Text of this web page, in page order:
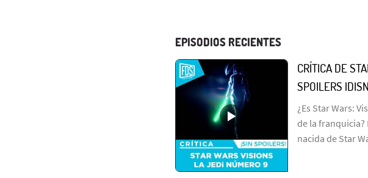
EPISODIOS RECIENTES
CRÍTICA DE
SPOILERS
¿Es Star Wars:
de la franquicia?
nacida de Star